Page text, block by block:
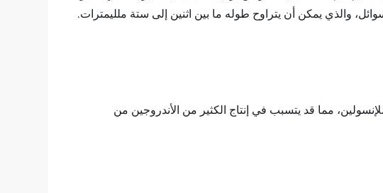
والذي يمكن أن يتراوح طوله ما بين اثنين إلى ستة ملليمترات.
مما قد يتسبب في إنتاج الكثير من الأندروجين من